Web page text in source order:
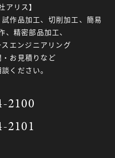
アリス】
作品加工、切削加工、簡易
、精密部品加工、
エンジニアリング
お見積りなど
ください。
2100
2101